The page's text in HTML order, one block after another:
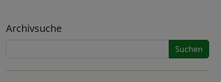
Archivsuche
Suchen